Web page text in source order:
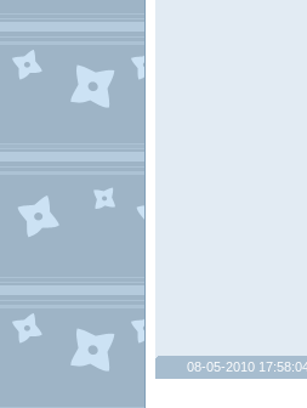
08-05-2010